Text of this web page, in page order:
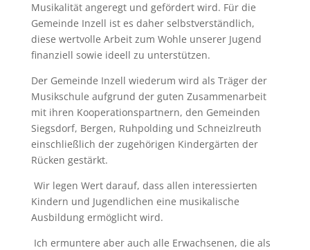
Musikalität angeregt und gefördert wird. Für die
Gemeinde Inzell ist es daher selbstverständlich,
diese wertvolle Arbeit zum Wohle unserer Jugend
finanziell sowie ideell zu unterstützen.
Der Gemeinde Inzell wiederum wird als Träger der
Musikschule aufgrund der guten Zusammenarbeit
mit ihren Kooperationspartnern, den Gemeinden
Siegsdorf, Bergen, Ruhpolding und Schneizlreuth
einschließlich der zugehörigen Kindergärten der
Rücken gestärkt.
Wir legen Wert darauf, dass allen interessierten
Kindern und Jugendlichen eine musikalische
Ausbildung ermöglicht wird.
Ich ermuntere aber auch alle Erwachsenen, die als